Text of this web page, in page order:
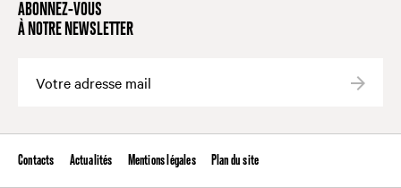
ABONNEZ-VOUS
À NOTRE NEWSLETTER
Contacts Actualités Mentions légales Plan du site